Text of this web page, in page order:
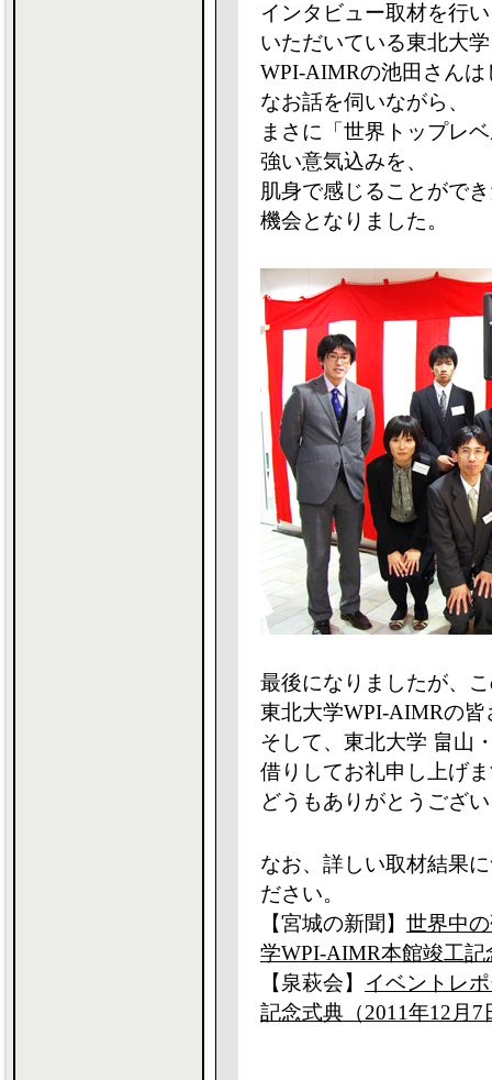
インタビュー取材を行
いただいている東北大学
WPI-AIMRの池田さん
なお話を伺いながら、
まさに「世界トップレ
強い意気込みを、
肌身で感じることがで
機会となりました。
最後になりましたが、
東北大学WPI-AIMRの皆
そして、東北大学 畠山
借りしてお礼申し上げ
どうもありがとうござ
なお、詳しい取材結果
ださい。
【宮城の新聞】 世界中
学WPI-AIMR本館竣工記
【泉萩会】 イベントレ
記念式典（2011年12月7